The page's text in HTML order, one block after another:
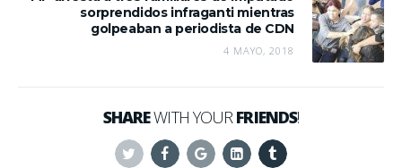
sorprendidos infraganti mientras
golpeaban a periodista de CDN
4 MAYO, 2018
SHAREWITH YOURFRIENDS!